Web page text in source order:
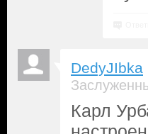
DedyJIbka
Карл